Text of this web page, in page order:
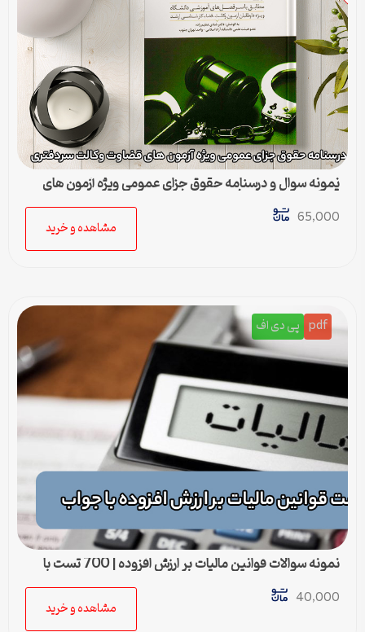
نمونه سوال و درسنامه حقوق جزای عمومی ویژه آزمون های
قضاوت وکالت سردفتری
65,000
مشاهده و خرید
pdf پی دی اف
نمونه سوالات قوانین مالیات بر ارزش افزوده | 700 تست با
جواب
40,000
مشاهده و خرید